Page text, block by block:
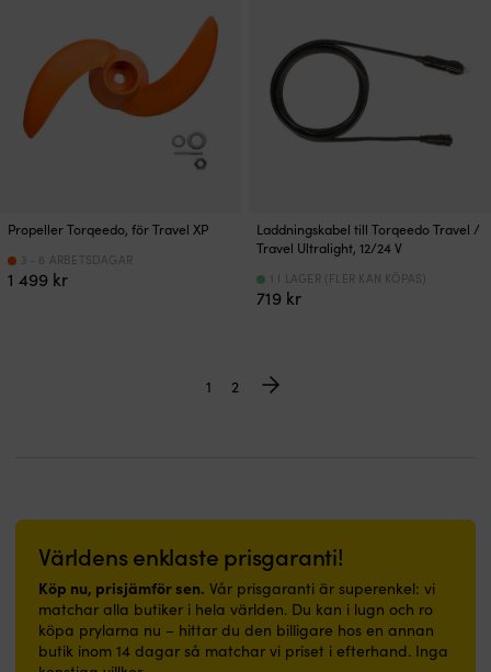
Propeller Torqeedo, för Travel XP​
1 499 kr
3 - 6 ARBETSDAGAR
Laddningskabel till Torqeedo Travel /
Travel Ultralight, 12/24 V
719 kr
1 I LAGER (FLER KAN KÖPAS)
1 2
Världens enklaste prisgaranti!
Köp nu, prisjämför sen. Vår prisgaranti är superenkel: vi
matchar alla butiker i hela världen. Du kan i lugn och ro
köpa prylarna nu – hittar du den billigare hos en annan
butik inom 14 dagar så matchar vi priset i efterhand. Inga